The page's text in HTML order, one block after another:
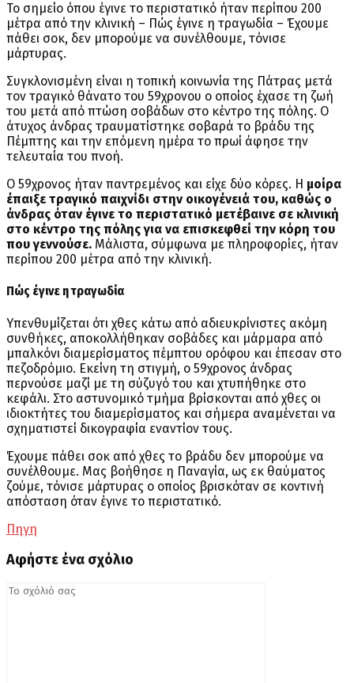
Το σημείο όπου έγινε το περιστατικό ήταν περίπου 200
μέτρα από την κλινική – Πώς έγινε η τραγωδία – Έχουμε
πάθει σοκ, δεν μπορούμε να συνέλθουμε, τόνισε
μάρτυρας.
Συγκλονισμένη είναι η τοπική κοινωνία της Πάτρας μετά
τον τραγικό θάνατο του 59χρονου ο οποίος έχασε τη ζωή
του μετά από πτώση σοβάδων στο κέντρο της πόλης. Ο
άτυχος άνδρας τραυματίστηκε σοβαρά το βράδυ της
Πέμπτης και την επόμενη ημέρα το πρωί άφησε την
τελευταία του πνοή.
Ο 59χρονος ήταν παντρεμένος και είχε δύο κόρες. Η μοίρα
έπαιξε τραγικό παιχνίδι στην οικογένειά του, καθώς ο
άνδρας όταν έγινε το περιστατικό μετέβαινε σε κλινική
στο κέντρο της πόλης για να επισκεφθεί την κόρη του
που γεννούσε. Μάλιστα, σύμφωνα με πληροφορίες, ήταν
περίπου 200 μέτρα από την κλινική.
Πώς έγινε η τραγωδία
Υπενθυμίζεται ότι χθες κάτω από αδιευκρίνιστες ακόμη
συνθήκες, αποκολλήθηκαν σοβάδες και μάρμαρα από
μπαλκόνι διαμερίσματος πέμπτου ορόφου και έπεσαν στο
πεζοδρόμιο. Εκείνη τη στιγμή, ο 59χρονος άνδρας
περνούσε μαζί με τη σύζυγό του και χτυπήθηκε στο
κεφάλι. Στο αστυνομικό τμήμα βρίσκονται από χθες οι
ιδιοκτήτες του διαμερίσματος και σήμερα αναμένεται να
σχηματιστεί δικογραφία εναντίον τους.
Έχουμε πάθει σοκ από χθες το βράδυ δεν μπορούμε να
συνέλθουμε. Μας βοήθησε η Παναγία, ως εκ θαύματος
ζούμε, τόνισε μάρτυρας ο οποίος βρισκόταν σε κοντινή
απόσταση όταν έγινε το περιστατικό.
Πηγη
Αφήστε ένα σχόλιο